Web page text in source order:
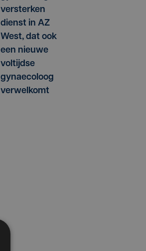
versterken
dienst in AZ
West, dat ook
een nieuwe
voltijdse
gynaecoloog
verwelkomt